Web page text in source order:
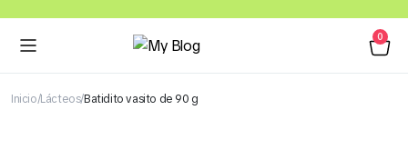
0
Inicio Lácteos Batidito vasito de 90 g